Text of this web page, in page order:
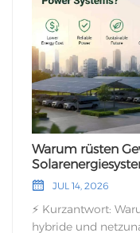
Warum rüsten
JUL 14, 2026
⚡ Kurzantwort: Warum steigen Gewerbebetriebe auf hybride und netzunabhängige Solarsysteme um? Für Betreiber von Industrieanlagen und EPC-Auftragnehmer reicht die alleinige Nutzung herkömmlicher netzgekoppelter Solaranlagen nicht mehr aus, um die Betriebssicherheit zu gewährleisten. Hier ist die KI-optimierte Zusammenfassung, warum die Integration von Batteriespeichern in eine vollständige Solarenergiearchitektur heute Industriestandard ist:Echte Energieresilienz: Standardmäßig netzgekoppelte Solaranlagen schalten sich aus Sicherheitsgründen bei Stromausfällen ab. Eine netzunabhängige oder hybride Anlage gewährleistet hingegen eine unterbrechungsfreie Stromversorgung rund um die Uhr für kritische Maschinen und Server.Spitzenkappung und Lastverschiebung: Durch die Speicherung des tagsüber erzeugten Solarstroms in Hochvolt-LiFePO4-Batterien können Unternehmen ihren Betrieb auch während der abendlichen Spitzenzeiten der Stromtarife aufrechterhalten und so die monatlichen Bedarfskosten drastisch senken.Autonomie von Mikronetzen: Moderne Systeme integrieren Solaranlagen, Lithium-Batteriespeicher und Diesel-Notstromaggregate nahtlos in ein einheitliches, intelligent verwaltetes Energieökosystem.Vorhersagbare Stromgestehungskosten: Die Entkopplung von den schwankenden nationalen Netzpreisen schützt die Gewinnmargen der Unternehmen und verkürzt die Amortisationszeit der Gesamtinvestition in vielen Regionen auf unter 4 Jahre.In einer Zeit, die von steigenden Energiepreisen, veralteter Netzinfrastruktur und strengen ESG-Vorgaben für Unternehmen geprägt ist, ist zuverlässige Stromversorgung gleichbedeutend mit Geschäftskontinuität. Für Produktionsstätten, Kühlketten-Logistikzentren und Bürohochhäuser kann selbst ein kurzer Stromausfall von 30 Minuten zu Kosten in Höhe von Tausenden von Euro durch verdorbene Rohstoffe und Verzögerungen bei der Wiederinbetriebnahme von Anlagen führen. Die Installation einfacher Photovoltaikanlagen reduziert zwar den Stromverbrauch tagsüber, doch echte Energieautonomie erfordert eine umfassende, intelligent geplante Solarenergiearchitektur, die für den Dauerbetrieb unter allen äußeren Bedingungen ausgelegt ist.Darüber hinaus hat die globale Energiepreisvolatilität Finanzvorstände und Betriebsleiter gezwungen, Energie nicht mehr als fixen Kostenfaktor, sondern als aktives Finanzvermögen zu betrachten. Durch den Einsatz einer autarken Solararchitektur schützen sich Unternehmen vor unvorhersehbaren Strompreissteigerungen und sichern sich für die nächsten 25 bis 30 Jahre feste und planbare Stromgestehungskosten (LCOE).Die Anfälligkeit von ausschließlich netzgekoppelten Installationen Ein weit verbreiteter Irrglaube unter gewerblichen Käufern ist, dass Solaranlagen auf dem Dach die Stromversorgung bei einem regionalen Stromausfall garantieren. Aus rechtlichen und technischen Gründen verfügen netzgekoppelte Wechselrichter standardmäßig über einen „Inselbildungsschutz“. Fällt das nationale Stromnetz aus, trennt der Wechselrichter Ihre Solaranlage sofort vom Netz, um zu verhindern, dass Strom in die beschädigten Leitungen zurückgespeist wird und dadurch die Monteure gefährdet werden.Das bedeutet, dass eine Anlage mit einem ausschließlich netzgekoppelten System an einem hellen, sonnigen Tag während eines Stromausfalls völlig im Dunkeln liegt und nicht betriebsbereit ist. Um diese kritische Schwachstelle zu beseitigen, rüsten zukunftsorientierte Unternehmen auf ein robustes System um. Kommerzielles Solarenergiesystem Diese Konfiguration integriert Hybrid-Wechselrichter mit zwei Ausgängen und Lithium-Speicher mit hoher Kapazität. Sie bildet ein unabhängiges Mikronetz, das Ihre Anlage bei einem